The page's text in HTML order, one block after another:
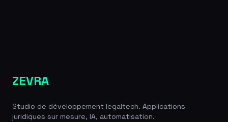
ZEVRA
Studio de développement legaltech. Applications
juridiques sur mesure, IA, automatisation.